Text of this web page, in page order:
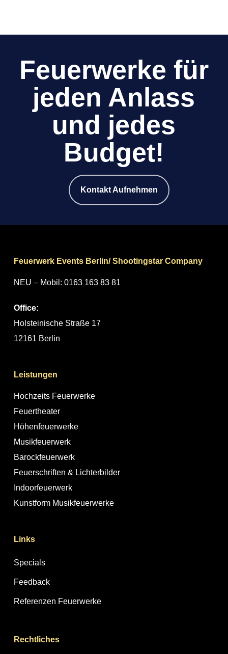
Feuerwerke für
jeden Anlass
und jedes
Budget!
Kontakt Aufnehmen
Feuerwerk Events Berlin/ Shootingstar Company
NEU – Mobil: 0163 163 83 81
Office:
Holsteinische Straße 17
12161 Berlin
Leistungen
Hochzeits Feuerwerke
Feuertheater
Höhenfeuerwerke
Musikfeuerwerk
Barockfeuerwerk
Feuerschriften & Lichterbilder
Indoorfeuerwerk
Kunstform Musikfeuerwerke
Links
Specials
Feedback
Referenzen Feuerwerke
Rechtliches